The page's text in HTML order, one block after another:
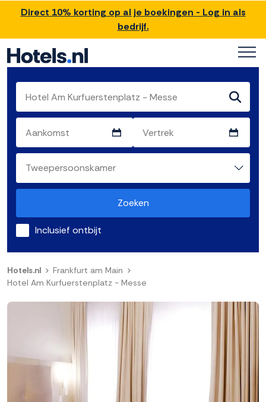
Direct 10% korting op al je boekingen - Log in als
bedrijf.
Zoeken
Inclusief ontbijt
Hotels.nl
Frankfurt am Main
Hotel Am Kurfuerstenplatz - Messe